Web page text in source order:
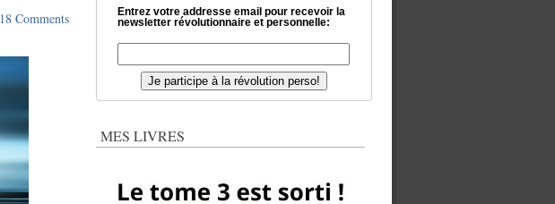
18 Comments
Entrez votre addresse email pour recevoir la
newsletter révolutionnaire et personnelle:
MES LIVRES